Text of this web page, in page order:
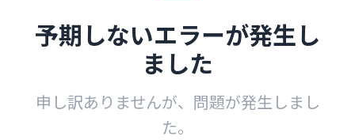
予期しないエラーが発生し
ました
申し訳ありませんが、問題が発生しまし
た。